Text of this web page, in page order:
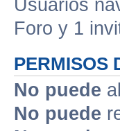
Usuarios
Foro y 1
PERMISOS
No puede
No puede